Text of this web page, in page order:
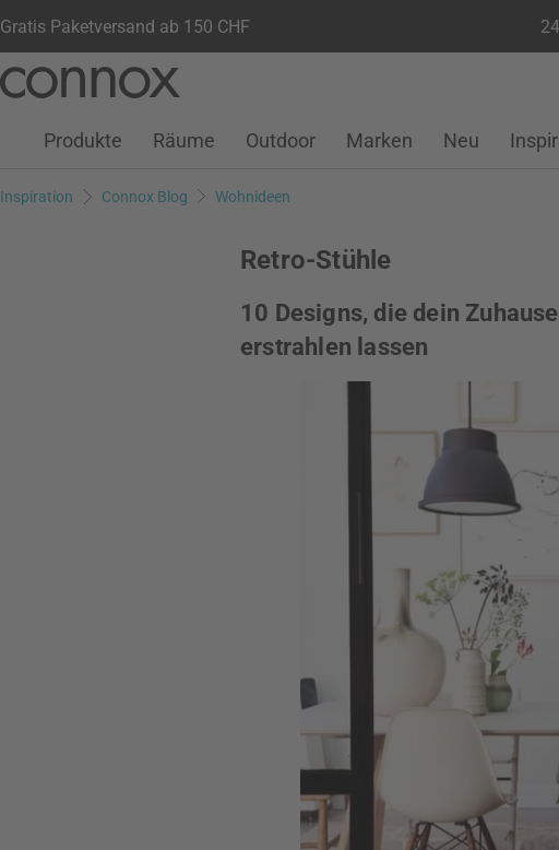
Gratis Paketversand ab 150 CHF
Seiteninhalt
Suchfeld
Kundenkonto
Wunschliste
Warenkorb
Produkte Räume Outdoor Marken Neu
Inspiration Connox Blog Wohnideen
Retro-Stühle
10 Designs, die dein
erstrahlen lassen